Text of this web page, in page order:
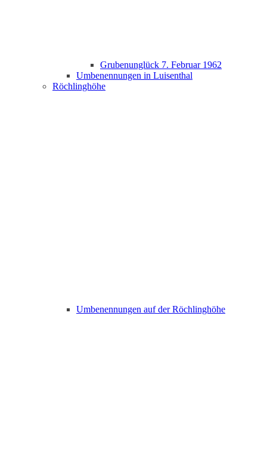
Grubenunglück 7. Februar 1962
Umbenennungen in Luisenthal
Röchlinghöhe
Umbenennungen auf der Röchlinghöhe